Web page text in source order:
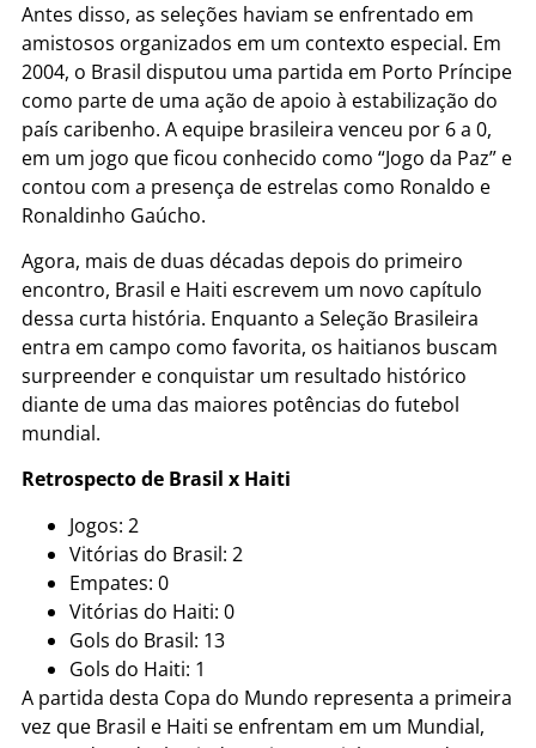
Antes disso, as seleções haviam se enfrentado em
amistosos organizados em um contexto especial. Em
2004, o Brasil disputou uma partida em Porto Príncipe
como parte de uma ação de apoio à estabilização do
país caribenho. A equipe brasileira venceu por 6 a 0,
em um jogo que ficou conhecido como “Jogo da Paz” e
contou com a presença de estrelas como Ronaldo e
Ronaldinho Gaúcho.
Agora, mais de duas décadas depois do primeiro
encontro, Brasil e Haiti escrevem um novo capítulo
dessa curta história. Enquanto a Seleção Brasileira
entra em campo como favorita, os haitianos buscam
surpreender e conquistar um resultado histórico
diante de uma das maiores potências do futebol
mundial.
Retrospecto de Brasil x Haiti
Jogos: 2
Vitórias do Brasil: 2
Empates: 0
Vitórias do Haiti: 0
Gols do Brasil: 13
Gols do Haiti: 1
A partida desta Copa do Mundo representa a primeira
vez que Brasil e Haiti se enfrentam em um Mundial,